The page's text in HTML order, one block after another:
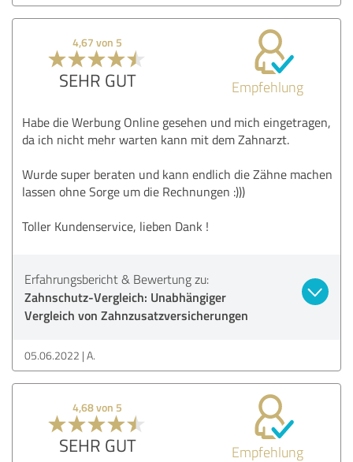
4,67 von 5
SEHR GUT Empfehlung
Habe die Werbung Online gesehen und mich eingetragen,
da ich nicht mehr warten kann mit dem Zahnarzt.
Wurde super beraten und kann endlich die Zähne machen
lassen ohne Sorge um die Rechnungen :)))
Toller Kundenservice, lieben Dank !
Erfahrungsbericht & Bewertung zu:
Zahnschutz-Vergleich: Unabhängiger
Vergleich von Zahnzusatzversicherungen
05.06.2022 A.
4,68 von 5
SEHR GUT Empfehlung